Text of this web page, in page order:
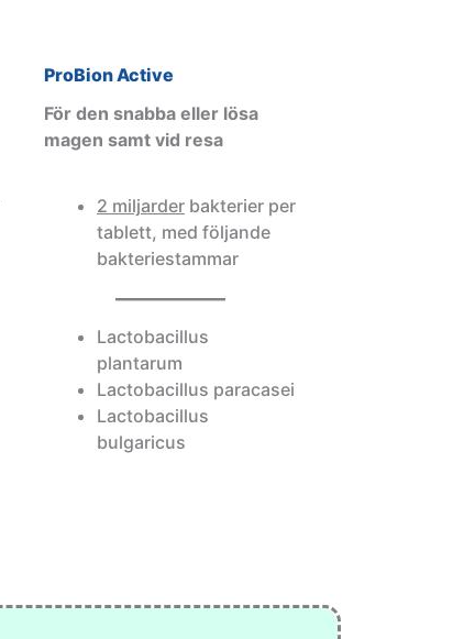
ProBion Active
För den snabba eller lösa
magen samt vid resa
2 miljarder bakterier per
tablett, med följande
bakteriestammar
Lactobacillus
plantarum
Lactobacillus paracasei
Lactobacillus
bulgaricus